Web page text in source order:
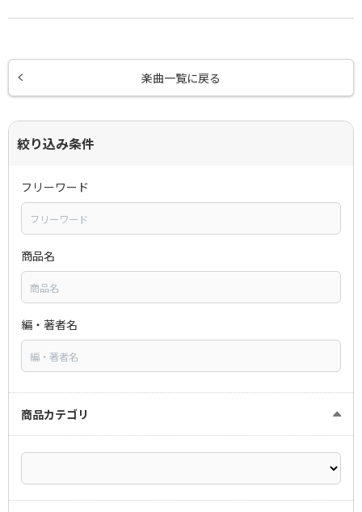
楽曲一覧に戻る
絞り込み条件
フリーワード
商品名
編・著者名
商品カテゴリ